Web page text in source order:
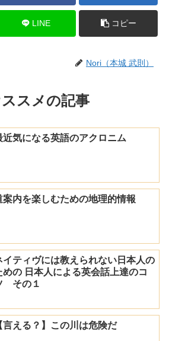
LINE コピー
Nori（本城 武則）
スメの記事
近気になる英語のアクロニム
案内を楽しむための地理的情報
イティヴには教えられない日本人の
めの 日本人による英会話上達のコ
その１
言える？】この川は危険だ